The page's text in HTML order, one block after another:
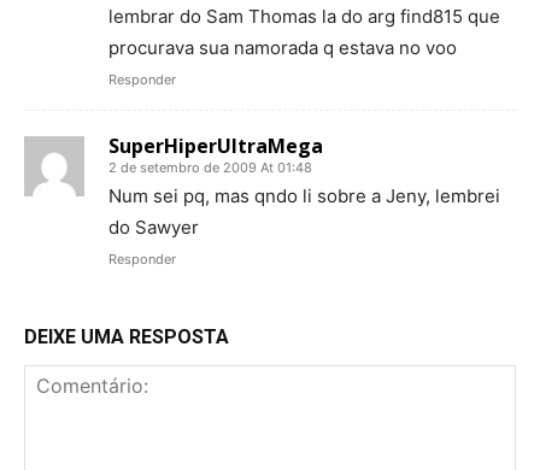
lembrar do Sam Thomas la do arg find815 que
procurava sua namorada q estava no voo
Responder
SuperHiperUltraMega
2 de setembro de 2009 At 01:48
Num sei pq, mas qndo li sobre a Jeny, lembrei
do Sawyer
Responder
DEIXE UMA RESPOSTA